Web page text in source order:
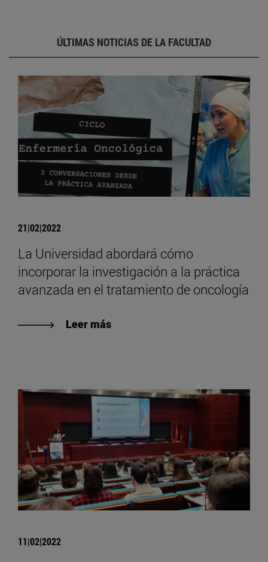
ÚLTIMAS NOTICIAS DE LA FACULTAD
21|02|2022
La Universidad abordará cómo
incorporar la investigación a la práctica
avanzada en el tratamiento de oncología
Leer más
11|02|2022